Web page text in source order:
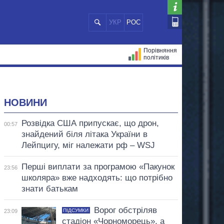
УКР РОС
Порівняння
політиків
НОВИНИ
00:57
Розвідка США припускає, що дрон,
знайдений біля літака України в
Лейпцигу, міг належати рф – WSJ
23:56
Перші виплати за програмою «Пакунок
школяра» вже надходять: що потрібно
знати батькам
23:09 ПІДСУМКИ
Ворог обстріляв
стадіон «Чорноморець», а